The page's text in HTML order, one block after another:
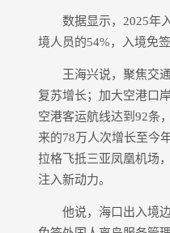
数据显示，2025年入
境人员的54%，入境免
王海兴说，聚焦交通
复苏增长；加大空港口
空港客运航线达到92条
来的78万人次增长至今
拉格飞抵三亚凤凰机场
注入新动力。
他说，海口出入境边